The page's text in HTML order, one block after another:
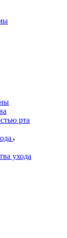
рта
ухода